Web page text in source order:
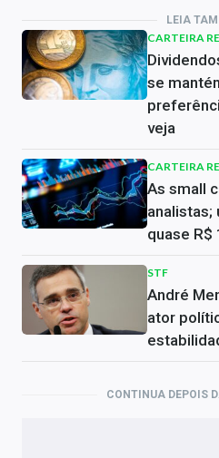
LEIA
CARTEIRA
se
veja
CARTEIRA
As small
analistas;
quase R$
STF
André
ator
CONTINUA DEPOIS